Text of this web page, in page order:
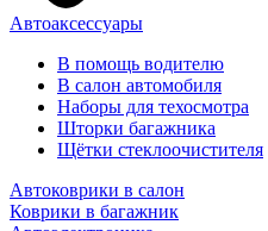
Автоаксессуары
В помощь водителю
В салон автомобиля
Наборы для техосмотра
Шторки багажника
Щётки стеклоочистителя
Автоковрики в салон
Коврики в багажник